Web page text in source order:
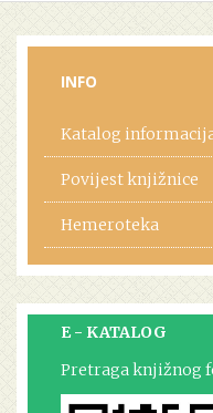
INFO
Katalog
Povijest knjižnice
Hemeroteka
E - KATALOG
Pretraga knjižnog